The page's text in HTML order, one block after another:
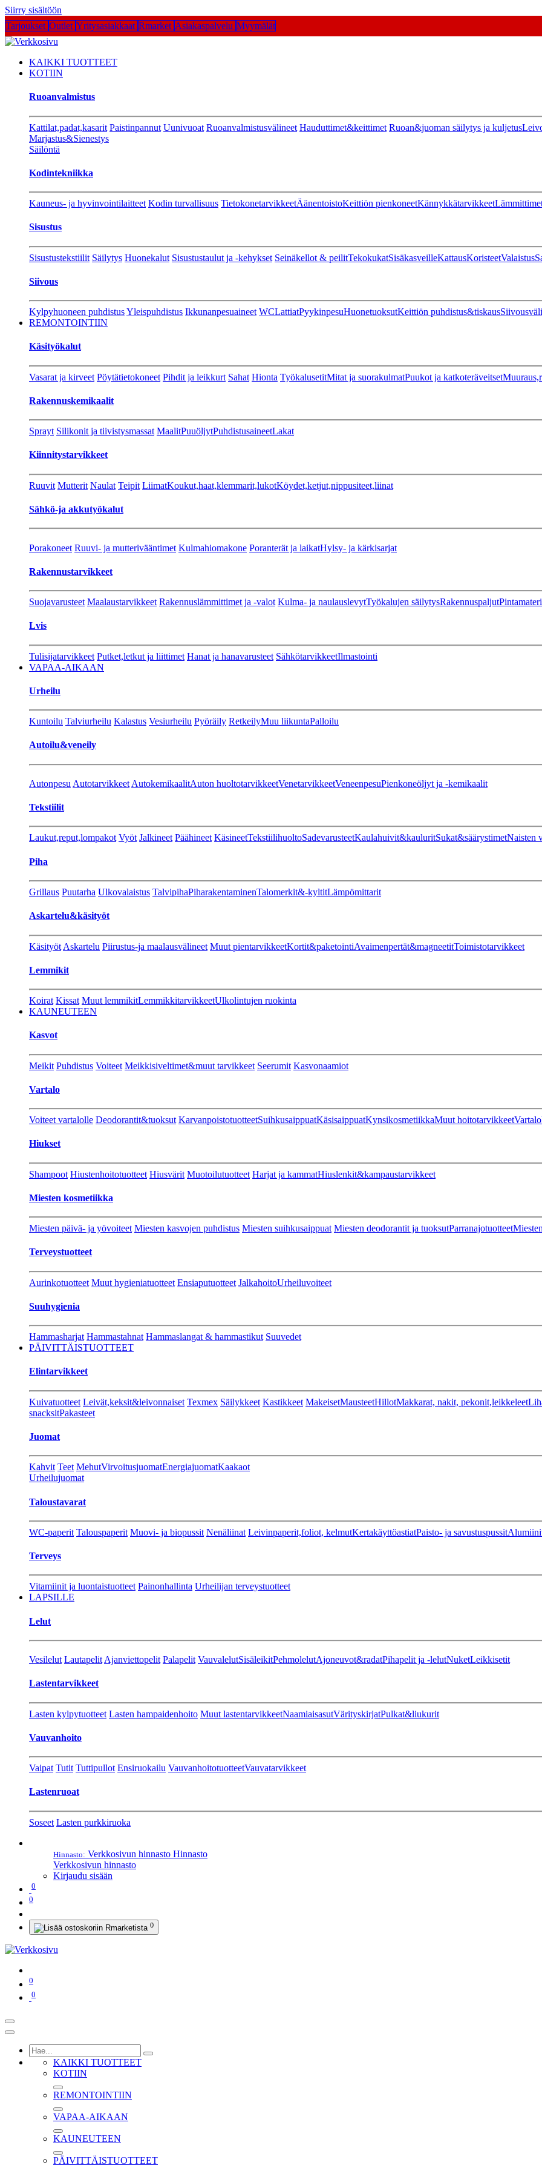
Siirry sisältöön
Tarjoukset Outlet Yritysasiakkaat Rmarket Asiakaspalvelu Myymälät
KAIKKI TUOTTEET
KOTIIN
Ruoanvalmistus
Kattilat,padat,kasarit Paistinpannut Uunivuoat Ruoanvalmistusvälineet Hauduttimet&keittimet Ruoan&juoman säilytys ja kuljetus
Marjastus&Sienestys
Säilöntä
Kodintekniikka
Kauneus- ja hyvinvointilaitteet Kodin turvallisuus TietokonetarvikkeetÄänentoistoKeittiön pienkoneetKännykkätarvikkeet
Sisustus
Sisustustekstiilit Säilytys Huonekalut Sisustustaulut ja -kehykset Seinäkellot & peilitTekokukatSisäkasveilleKattausKoristeetValaistus
Siivous
Kylpyhuoneen puhdistusYleispuhdistus Ikkunanpesuaineet WCLattiatPyykinpesuHuonetuoksutKeittiön puhdistus&tiskaus
REMONTOINTIIN
Käsityökalut
Vasarat ja kirveet Pöytätietokoneet Pihdit ja leikkurt Sahat Hionta TyökalusetitMitat ja suorakulmatPuukot ja katkoteräveitset
Rakennuskemikaalit
Sprayt Silikonit ja tiivistysmassat MaalitPuuöljytPuhdistusaineetLakat
Kiinnitystarvikkeet
Ruuvit Mutterit Naulat Teipit LiimatKoukut,haat,klemmarit,lukotKöydet,ketjut,nippusiteet,liinat
Sähkö-ja akkutyökalut
Porakoneet Ruuvi- ja mutterivääntimet Kulmahiomakone Poranterät ja laikatHylsy- ja kärkisarjat
Rakennustarvikkeet
Suojavarusteet Maalaustarvikkeet Rakennuslämmittimet ja -valot Kulma- ja naulauslevytTyökalujen säilytysRakennuspaljut
Lvis
Tulisijatarvikkeet Putket,letkut ja liittimet Hanat ja hanavarusteet SähkötarvikkeetIlmastointi
VAPAA-AIKAAN
Urheilu
Kuntoilu Talviurheilu Kalastus Vesiurheilu Pyöräily RetkeilyMuu liikuntaPalloilu
Autoilu&veneily
Autonpesu Autotarvikkeet AutokemikaalitAuton huoltotarvikkeetVenetarvikkeetVeneenpesuPienkoneöljyt ja -kemikaalit
Tekstiilit
Laukut,reput,lompakot Vyöt Jalkineet Päähineet KäsineetTekstiilihuoltoSadevarusteetKaulahuivit&kauluritSukat&säärystimetNaisten
Piha
Grillaus Puutarha Ulkovalaistus TalvipihaPiharakentaminenTalomerkit&-kyltitLämpömittarit
Askartelu&käsityöt
Käsityöt Askartelu Piirustus-ja maalausvälineet Muut pientarvikkeetKortit&paketointiAvaimenpertät&magneetitToimistotarvikkeet
Lemmikit
Koirat Kissat Muut lemmikitLemmikkitarvikkeetUlkolintujen ruokinta
KAUNEUTEEN
Kasvot
Meikit Puhdistus Voiteet Meikkisiveltimet&muut tarvikkeet Seerumit Kasvonaamiot
Vartalo
Voiteet vartalolle Deodorantit&tuoksut KarvanpoistotuotteetSuihkusaippuatKäsisaippuatKynsikosmetiikkaMuut hoitotarvikkeet
Hiukset
Shampoot Hiustenhoitotuotteet Hiusvärit Muotoilutuotteet Harjat ja kammatHiuslenkit&kampaustarvikkeet
Miesten kosmetiikka
Miesten päivä- ja yövoiteet Miesten kasvojen puhdistus Miesten suihkusaippuat Miesten deodorantit ja tuoksutParranajotuotteet
Terveystuotteet
Aurinkotuotteet Muut hygieniatuotteet Ensiaputuotteet JalkahoitoUrheiluvoiteet
Suuhygienia
Hammasharjat Hammastahnat Hammaslangat & hammastikut Suuvedet
PÄIVITTÄISTUOTTEET
Elintarvikkeet
Kuivatuotteet Leivät,keksit&leivonnaiset Texmex Säilykkeet Kastikkeet MakeisetMausteetHillotMakkarat, nakit, pekonit,leikkeleet
snacksitPakasteet
Juomat
Kahvit Teet MehutVirvoitusjuomatEnergiajuomatKaakaot
Urheilujuomat
Taloustavarat
WC-paperit Talouspaperit Muovi- ja biopussit Nenäliinat Leivinpaperit,foliot, kelmutKertakäyttöastiatPaisto- ja savustuspussit
Terveys
Vitamiinit ja luontaistuotteet Painonhallinta Urheilijan terveystuotteet
LAPSILLE
Lelut
Vesilelut Lautapelit Ajanviettopelit Palapelit VauvalelutSisäleikitPehmolelutAjoneuvot&radatPihapelit ja -lelutNuketLeikkisetit
Lastentarvikkeet
Lasten kylpytuotteet Lasten hampaidenhoito Muut lastentarvikkeetNaamiaisasutVärityskirjatPulkat&liukurit
Vauvanhoito
Vaipat Tutit Tuttipullot Ensiruokailu VauvanhoitotuotteetVauvatarvikkeet
Lastenruoat
Soseet Lasten purkkiruoka
Hinnasto: Verkkosivun hinnasto Hinnasto
Verkkosivun hinnasto
Kirjaudu sisään
0
0
0
0
0
KAIKKI TUOTTEET
KOTIIN
REMONTOINTIIN
VAPAA-AIKAAN
KAUNEUTEEN
PÄIVITTÄISTUOTTEET